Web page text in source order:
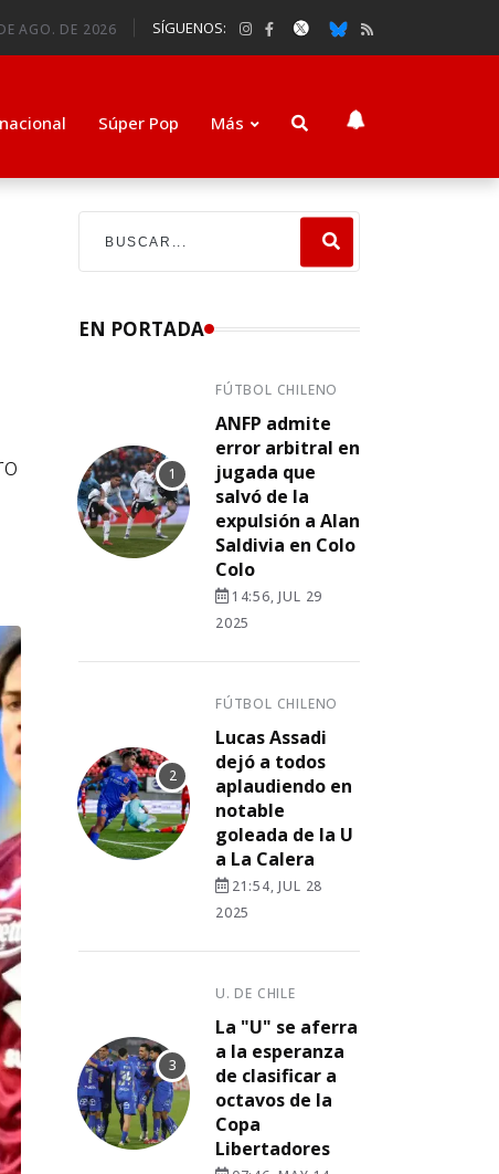
AGO. DE 2026 SÍGUENOS:
Súper Pop Más
EN PORTADA
FÚTBOL CHILENO
ANFP admite
error arbitral en
jugada que
salvó de la
expulsión a Alan
Saldivia en Colo
Colo
14:56, JUL 29
2025
FÚTBOL CHILENO
Lucas Assadi
dejó a todos
aplaudiendo en
notable
goleada de la U
a La Calera
21:54, JUL 28
2025
U. DE CHILE
La "U" se aferra
a la esperanza
de clasificar a
octavos de la
Copa
Libertadores